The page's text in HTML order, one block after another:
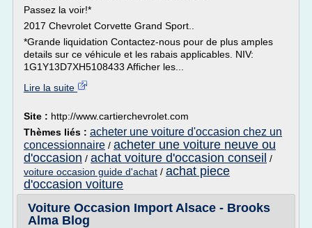
Passez la voir!*
2017 Chevrolet Corvette Grand Sport..
*Grande liquidation Contactez-nous pour de plus amples
details sur ce véhicule et les rabais applicables. NIV:
1G1Y13D7XH5108433 Afficher les...
Lire la suite
Site : http://www.cartierchevrolet.com
Thèmes liés : acheter une voiture d'occasion chez un
concessionnaire / acheter une voiture neuve ou
d'occasion / achat voiture d'occasion conseil /
voiture occasion guide d'achat / achat piece
d'occasion voiture
Voiture Occasion Import Alsace - Brooks
Alma Blog